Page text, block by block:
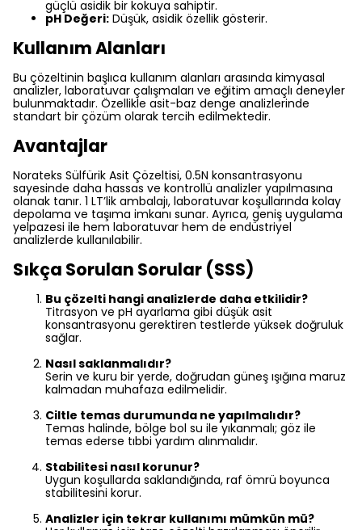
güçlü asidik bir kokuya sahiptir.
pH Değeri: Düşük, asidik özellik gösterir.
Kullanım Alanları
Bu çözeltinin başlıca kullanım alanları arasında kimyasal
analizler, laboratuvar çalışmaları ve eğitim amaçlı deneyler
bulunmaktadır. Özellikle asit-baz denge analizlerinde
standart bir çözüm olarak tercih edilmektedir.
Avantajlar
Norateks Sülfürik Asit Çözeltisi, 0.5N konsantrasyonu
sayesinde daha hassas ve kontrollü analizler yapılmasına
olanak tanır. 1 LT’lik ambalajı, laboratuvar koşullarında kolay
depolama ve taşıma imkanı sunar. Ayrıca, geniş uygulama
yelpazesi ile hem laboratuvar hem de endüstriyel
analizlerde kullanılabilir.
Sıkça Sorulan Sorular (SSS)
Bu çözelti hangi analizlerde daha etkilidir?
Titrasyon ve pH ayarlama gibi düşük asit
konsantrasyonu gerektiren testlerde yüksek doğruluk
sağlar.
Nasıl saklanmalıdır?
Serin ve kuru bir yerde, doğrudan güneş ışığına maruz
kalmadan muhafaza edilmelidir.
Ciltle temas durumunda ne yapılmalıdır?
Temas halinde, bölge bol su ile yıkanmalı; göz ile
temas ederse tıbbi yardım alınmalıdır.
Stabilitesi nasıl korunur?
Uygun koşullarda saklandığında, raf ömrü boyunca
stabilitesini korur.
Analizler için tekrar kullanımı mümkün mü?